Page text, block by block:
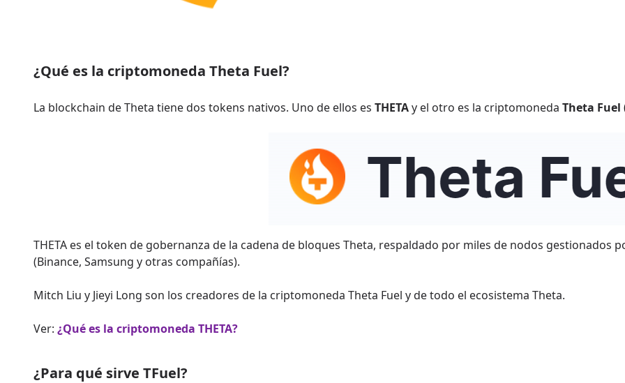
¿Qué es la criptomoneda Theta Fuel?
La blockchain de Theta tiene dos tokens nativos. Uno de ellos es THETAy el otro es la criptomoneda Theta Fuel
THETA es el token de gobernanza de la cadena de bloques Theta, respaldado por miles de nodos gestionados
(Binance, Samsung y otras compañías).
Mitch Liu y Jieyi Long son los creadores de la criptomoneda Theta Fuel y de todo el ecosistema Theta.
Ver: ¿Qué es la criptomoneda THETA?
¿Para qué sirve TFuel?